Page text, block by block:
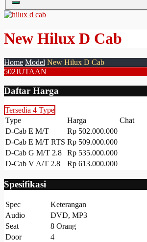
New Hilux D Cab
Home Model New Hilux D Cab
502JUTAAN
Daftar Harga
Tersedia 4 Type
Type
Harga
Chat
D-Cab E M/T
Rp 502.000.000
D-Cab E M/T RTS Rp 509.000.000
D-Cab G M/T 2.8
Rp 535.000.000
D-Cab V A/T 2.8
Rp 613.000.000
Spesifikasi
Spec
Keterangan
Audio
DVD, MP3
Seat
8 Orang
Door
4